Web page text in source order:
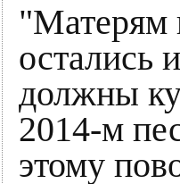
"Матерям
остались
должны
2014-м
этому